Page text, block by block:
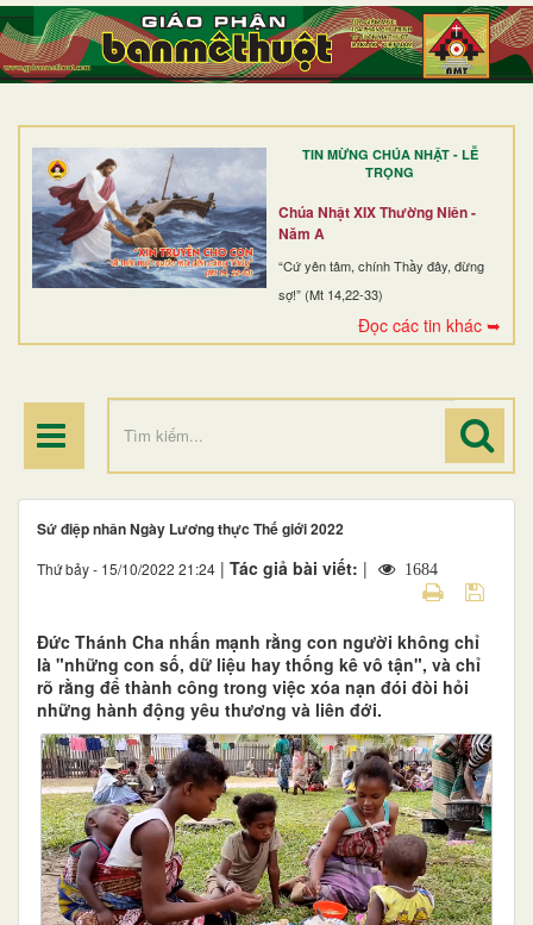
TIN MỪNG CHÚA NHẬT - LỄ
TRỌNG
Chúa Nhật XIX Thường Niên -
Năm A
“Cứ yên tâm, chính Thầy đây, đừng
sợ!” (Mt 14,22-33)
Đọc các tin khác ➥
TRANG NHẤT
GIỚI THIỆU
DÒNG TU
BAN MỤC VỤ
ĐOÀN THỂ CG
ĐIỂM HÀNH HƯƠNG
Sứ điệp nhân Ngày Lương thực Thế giới 2022
Thứ bảy - 15/10/2022 21:24 | Tác giả bài viết: | 1684
Đức Thánh Cha nhấn mạnh rằng con người không chỉ
là "những con số, dữ liệu hay thống kê vô tận", và chỉ
rõ rằng để thành công trong việc xóa nạn đói đòi hỏi
những hành động yêu thương và liên đới.